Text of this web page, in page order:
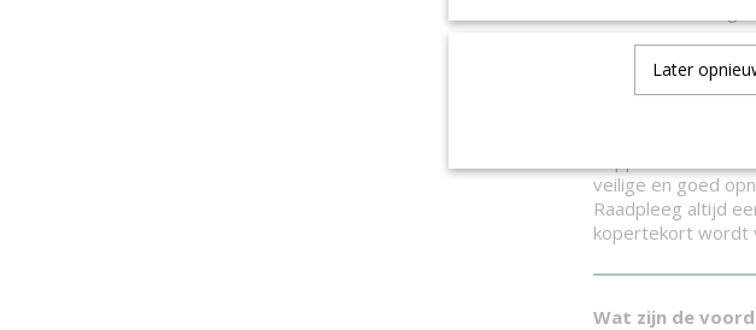
Veel weilanden
hoeveelheden
ruwvoerwaarden
zwavel aanwezig
Copper Plus
veilige en goed
Raadpleeg altijd
kopertekort wordt
Wat zijn de
Later